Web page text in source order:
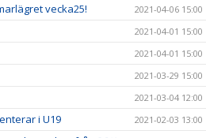
vecka25! 2021-04-06 15:00
2021-04-01 15:00
2021-04-01 15:00
2021-03-29 15:00
2021-03-04 12:00
i U19 2021-02-03 13:00